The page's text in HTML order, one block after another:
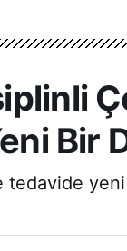
Bir
tedavide